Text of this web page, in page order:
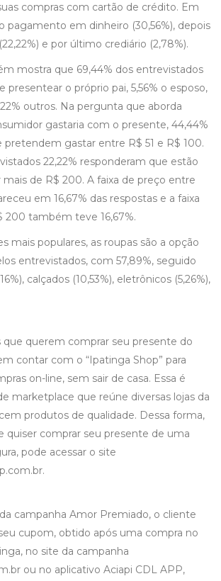
compras com cartão de crédito. Em
pagamento em dinheiro (30,56%), depois
e por último crediário (2,78%).
mostra que 69,44% dos entrevistados
presentear o próprio pai, 5,56% o esposo,
outros. Na pergunta que aborda
gastaria com o presente, 44,44%
pretendem gastar entre R$ 51 e R$ 100.
22,22% responderam que estão
mais de R$ 200. A faixa de preço entre
em 16,67% das respostas e a faixa
200 também teve 16,67%.
mais populares, as roupas são a opção
entrevistados, com 57,89%, seguido
calçados (10,53%), eletrônicos (5,26%),
que querem comprar seu presente do
contar com o “Ipatinga Shop” para
on-line, sem sair de casa. Essa é
marketplace que reúne diversas lojas da
produtos de qualidade. Dessa forma,
quiser comprar seu presente de uma
pode acessar o site
campanha Amor Premiado, o cliente
cupom, obtido após uma compra no
no site da campanha
ou no aplicativo Aciapi CDL APP,